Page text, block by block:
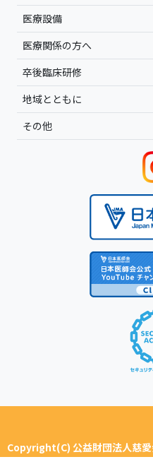
医療設備
医療関係の方へ
卒後臨床研修
地域とともに
その他
Copyright(C) 公益財団法人慈
ALL